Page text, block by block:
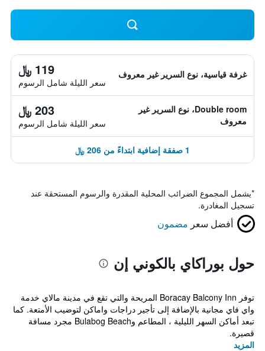
غرفة قياسية، نوع السرير غير معروف 119 ﷼
سعر الليلة شامل الرسوم
Double room، نوع السرير غير
معروف
203 ﷼
سعر الليلة شامل الرسوم
1 صفقة إضافية ابتداءً من 206 ﷼
*يشمل المجموع الضرائب المحلية المقدرة والرسوم المستحقة عند
تسجيل المغادرة.
أفضل سعر مضمون
حول بوراكاي بالكوني إن
توفر Boracay Balcony Inn المريحة والتي تقع في مدينة مالاي خدمة
واي فاي مجانية بالإضافة إلى تأجير دراجات واماكن لتوضيب الأمتعة. كما
تبعد أماكن السهر الليلية ، المطاعم وBulabog Beach مجرد مسافة
قصيرة.
المزيد